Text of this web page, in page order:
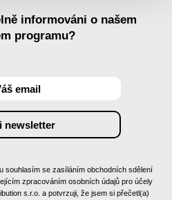
informováni o našem
programu?
souhlasím se zasíláním obchodních sdělení
zpracováním osobních údajů pro účely
s.r.o. a potvrzuji, že jsem si přečetl(a)